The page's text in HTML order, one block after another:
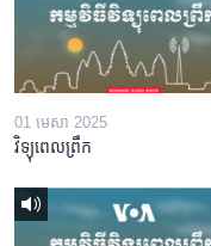
01 មេសា 2025
វិទ្យុពេលព្រឹក